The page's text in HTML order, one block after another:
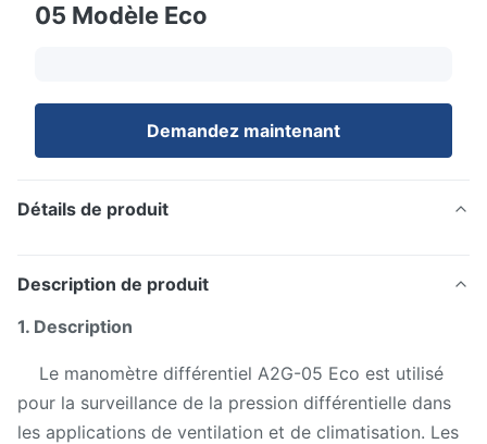
05 Modèle Eco
Demandez maintenant
Détails de produit
Description de produit
1. Description
Le manomètre différentiel A2G-05 Eco est utilisé
pour la surveillance de la pression différentielle dans
les applications de ventilation et de climatisation. Les